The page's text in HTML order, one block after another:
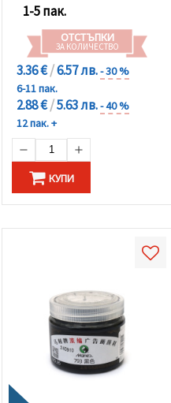
1-5 пак.
ОТСТЪПКИ
ЗА КОЛИЧЕСТВО
3.36 €/6.57 лв.- 30 %
6-11 пак.
2.88 €/5.63 лв.- 40 %
12 пак. +
КУПИ